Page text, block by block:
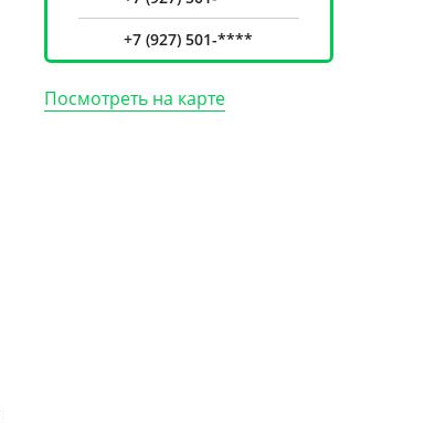
+7 (927) 501-****
Посмотреть на карте